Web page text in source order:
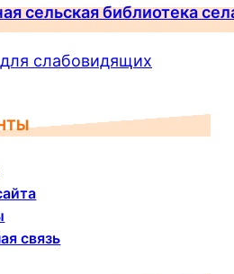
слабовидящих
связь